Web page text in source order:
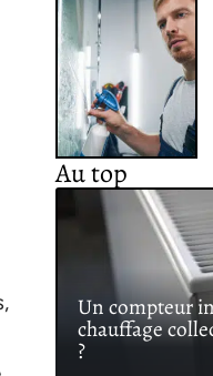
Au top
Un compteur
chauffage
?